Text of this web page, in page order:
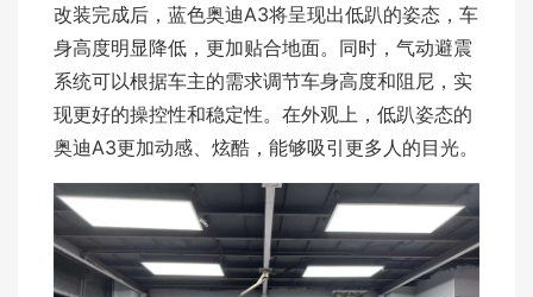
改装完成后，蓝色奥迪A3将呈现出低趴的姿态，车
身高度明显降低，更加贴合地面。同时，气动避震
系统可以根据车主的需求调节车身高度和阻尼，实
现更好的操控性和稳定性。在外观上，低趴姿态的
奥迪A3更加动感、炫酷，能够吸引更多人的目光。